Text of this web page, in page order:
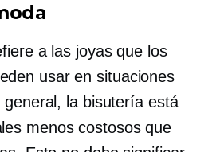
a las joyas que los
usar en situaciones
la bisutería está
menos costosos que